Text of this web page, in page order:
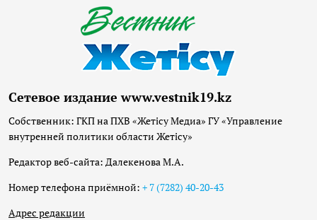
Сетевое издание www.vestnik19.kz
Собственник: ГКП на ПХВ «Жетісу Медиа» ГУ «Управление
внутренней политики области Жетісу»
Редактор веб-сайта: Далекенова М.А.
Номер телефона приёмной: + 7 (7282) 40-20-43
Адрес редакции